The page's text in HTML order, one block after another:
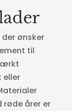
ønsker
til
eller
røde årer er